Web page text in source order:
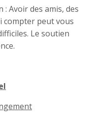
: Avoir des amis, des
compter peut vous
Le soutien